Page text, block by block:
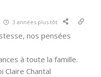
3 années plus tôt
nos pensées
à toute la famille.
Claire Chantal